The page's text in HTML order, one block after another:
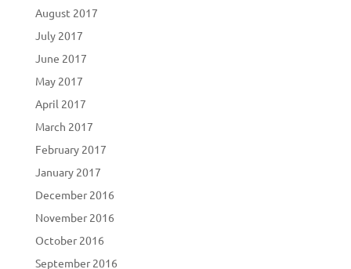
August 2017
July 2017
June 2017
May 2017
April 2017
March 2017
February 2017
January 2017
December 2016
November 2016
October 2016
September 2016